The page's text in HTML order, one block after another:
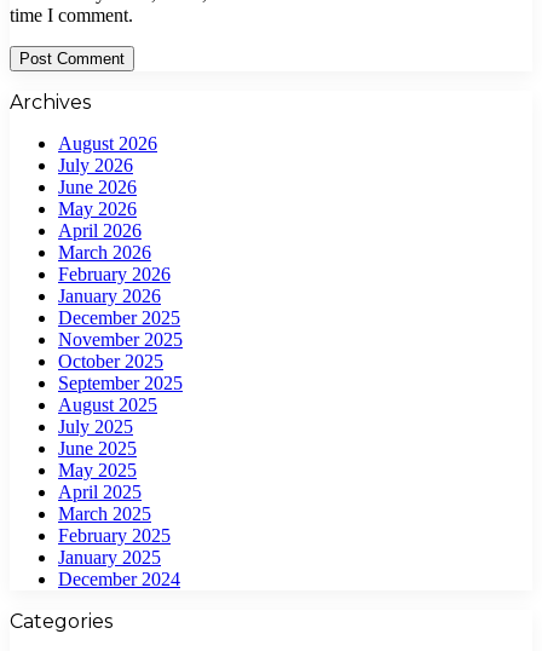
time I comment.
Archives
August 2026
July 2026
June 2026
May 2026
April 2026
March 2026
February 2026
January 2026
December 2025
November 2025
October 2025
September 2025
August 2025
July 2025
June 2025
May 2025
April 2025
March 2025
February 2025
January 2025
December 2024
Categories